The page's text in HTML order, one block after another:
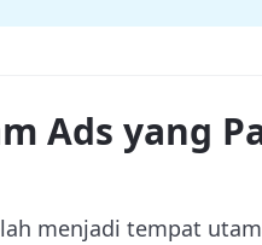
Ads yang
menjadi tempat